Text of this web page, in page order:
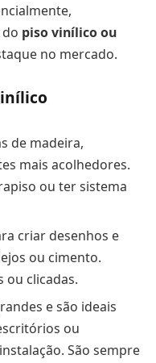
piso vinílico ou
no mercado.
de madeira,
mais acolhedores.
ou ter sistema
criar desenhos e
ou cimento.
ou clicadas.
e são ideais
ou
São sempre